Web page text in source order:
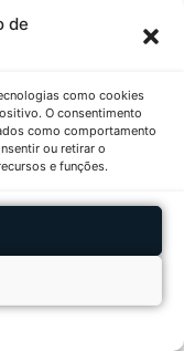
de
como cookies
O consentimento
como comportamento
ou retirar o
e funções.
, com
. Kaia
pouca
indicar que é
popular.
ou
uma
posição no